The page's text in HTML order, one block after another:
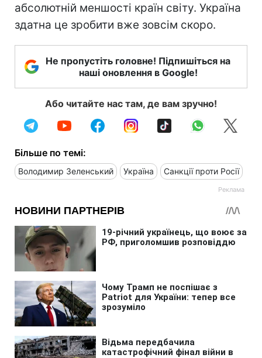
абсолютній меншості країн світу. Україна
здатна це зробити вже зовсім скоро.
Не пропустіть головне! Підпишіться на
наші оновлення в Google!
Або читайте нас там, де вам зручно!
Більше по темі:
Володимир Зеленський Україна Санкції проти Росії